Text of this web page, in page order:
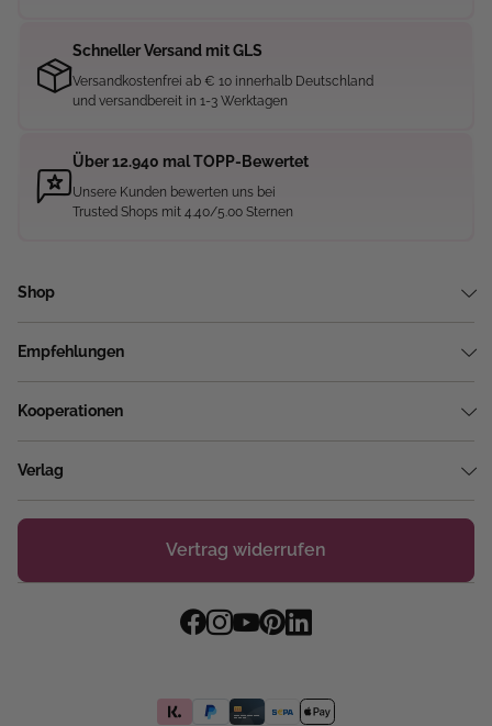
Schneller Versand mit GLS
Versandkostenfrei ab € 10 innerhalb Deutschland
und versandbereit in 1-3 Werktagen
Über 12.940 mal TOPP-Bewertet
Unsere Kunden bewerten uns bei
Trusted Shops mit 4.40/5.00 Sternen
Shop
Empfehlungen
Kooperationen
Verlag
Vertrag widerrufen